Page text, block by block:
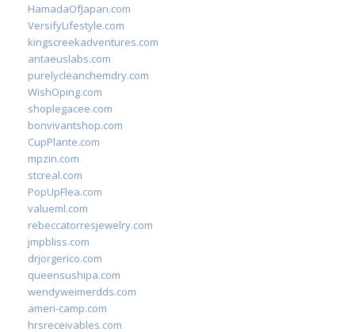
HamadaOfJapan.com
VersifyLifestyle.com
kingscreekadventures.com
antaeuslabs.com
purelycleanchemdry.com
WishOping.com
shoplegacee.com
bonvivantshop.com
CupPlante.com
mpzin.com
stcreal.com
PopUpFlea.com
valueml.com
rebeccatorresjewelry.com
jmpbliss.com
drjorgerico.com
queensushipa.com
wendyweimerdds.com
ameri-camp.com
hrsreceivables.com